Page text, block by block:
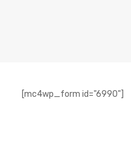
[mc4wp_form id="6990"]